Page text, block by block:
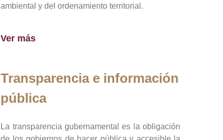
ambiental y del ordenamiento territorial.
Ver más
Transparencia e información
pública
La transparencia gubernamental es la obligación